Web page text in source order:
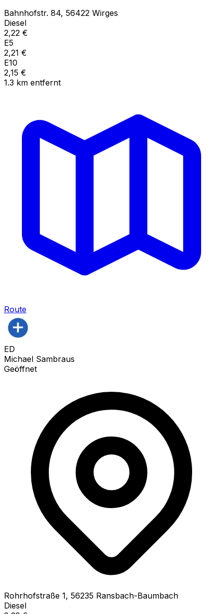
Bahnhofstr. 84, 56422 Wirges
Diesel
2,22 €
E5
2,21 €
E10
2,15 €
1.3 km entfernt
Route
ED
Michael Sambraus
Geöffnet
Rohrhofstraße 1, 56235 Ransbach-Baumbach
Diesel